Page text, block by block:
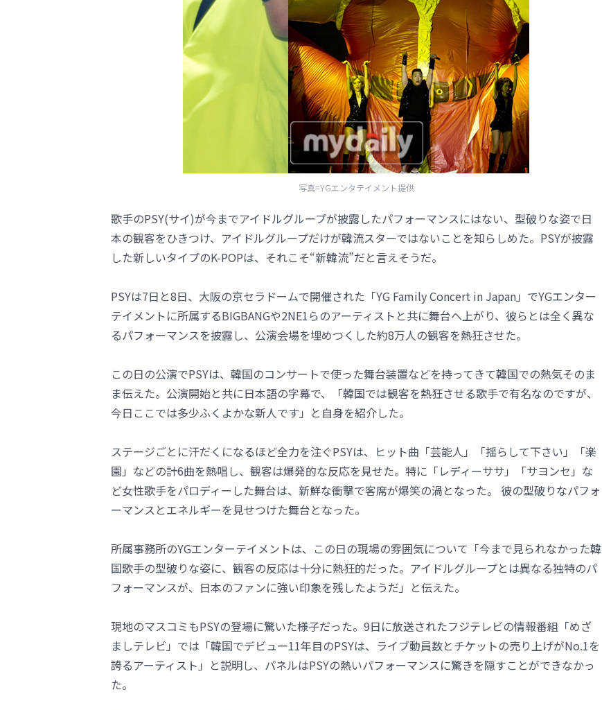
写真=YGエンタテイメント提供
歌手のPSY(サイ)が今までアイドルグループが披露したパフォーマンスにはない、型破りな姿で日
本の観客をひきつけ、アイドルグループだけが韓流スターではないことを知らしめた。PSYが披露
した新しいタイプのK-POPは、それこそ“新韓流”だと言えそうだ。
PSYは7日と8日、大阪の京セラドームで開催された「YG Family Concert in Japan」でYGエンター
テイメントに所属するBIGBANGや2NE1らのアーティストと共に舞台へ上がり、彼らとは全く異な
るパフォーマンスを披露し、公演会場を埋めつくした約8万人の観客を熱狂させた。
この日の公演でPSYは、韓国のコンサートで使った舞台装置などを持ってきて韓国での熱気そのま
ま伝えた。公演開始と共に日本語の字幕で、「韓国では観客を熱狂させる歌手で有名なのですが、
今日ここでは多少ふくよかな新人です」と自身を紹介した。
ステージごとに汗だくになるほど全力を注ぐPSYは、ヒット曲「芸能人」「揺らして下さい」「楽
園」などの計6曲を熱唱し、観客は爆発的な反応を見せた。特に「レディーササ」「サヨンセ」な
ど女性歌手をパロディーした舞台は、新鮮な衝撃で客席が爆笑の渦となった。 彼の型破りなパフォ
ーマンスとエネルギーを見せつけた舞台となった。
所属事務所のYGエンターテイメントは、この日の現場の雰囲気について「今まで見られなかった韓
国歌手の型破りな姿に、観客の反応は十分に熱狂的だった。アイドルグループとは異なる独特のパ
フォーマンスが、日本のファンに強い印象を残したようだ」と伝えた。
現地のマスコミもPSYの登場に驚いた様子だった。9日に放送されたフジテレビの情報番組「めざ
ましテレビ」では「韓国でデビュー11年目のPSYは、ライブ動員数とチケットの売り上げがNo.1を
誇るアーティスト」と説明し、パネルはPSYの熱いパフォーマンスに驚きを隠すことができなかっ
た。